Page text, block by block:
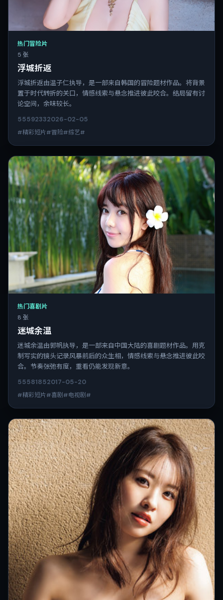
热门冒险片
5 张
浮城折返
浮城折返由温子仁执导，是一部来自韩国的冒险题材作品。将背景
置于时代转折的关口，情感线索与悬念推进彼此咬合。结局留有讨
论空间，余味较长。
55592332026-02-05
#精彩短片#冒险#综艺#
热门喜剧片
8 张
迷城余温
迷城余温由郭帆执导，是一部来自中国大陆的喜剧题材作品。用克
制写实的镜头记录风暴前后的众生相，情感线索与悬念推进彼此咬
合。节奏张弛有度，重看仍能发现新意。
55581852017-05-20
#精彩短片#喜剧#电视剧#